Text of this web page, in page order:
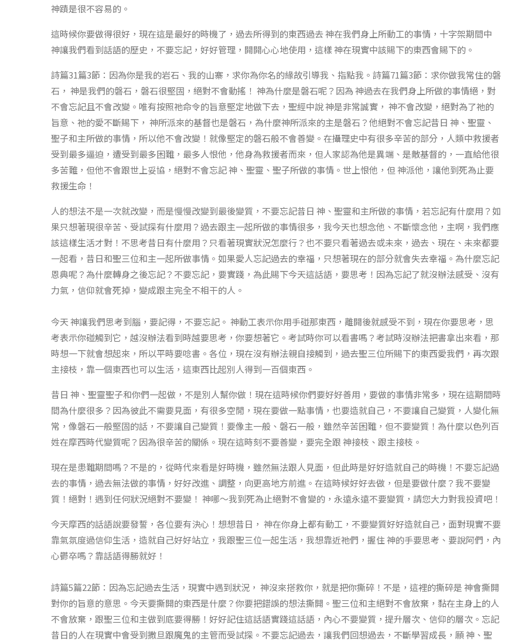
神蹟是很不容易的。
這時候你要做得很好，現在這是最好的時機了，過去所得到的東西過去 神在我們身上所動工的事情，十字架期間中
神讓我們看到話語的歷史，不要忘記，好好管理，開開心心地使用，這樣 神在現實中該賜下的東西會賜下的。
詩篇31篇3節：因為你是我的岩石、我的山寨，求你為你名的緣故引導我、指點我。詩篇71篇3節：求你做我常住的磐
石， 神是我們的磐石，磐石很堅固，絕對不會動搖！ 神為什麼是磐石呢？因為 神過去在我們身上所做的事情絕，對
不會忘記且不會改變。唯有按照祂命令的旨意堅定地做下去，聖經中說 神是非常誠實， 神不會改變，絕對為了祂的
旨意、祂的愛不斷賜下， 神所派來的基督也是磐石，為什麼神所派來的主是磐石？他絕對不會忘記昔日 神、聖靈、
聖子和主所做的事情，所以他不會改變！就像堅定的磐石般不會善變。在攝理史中有很多辛苦的部分，人類中救援者
受到最多逼迫，遭受到最多困難，最多人恨他，他身為救援者而來，但人家認為他是異端、是敵基督的，一直給他很
多苦難，但他不會跟世上妥協，絕對不會忘記 神、聖靈、聖子所做的事情。世上恨他，但 神派他，讓他到死為止要
救援生命！
人的想法不是一次就改變，而是慢慢改變到最後變質，不要忘記昔日 神、聖靈和主所做的事情，若忘記有什麼用？如
果只想著現很辛苦、受試探有什麼用？過去跟主一起所做的事情很多，我今天也想念他、不斷懷念他，主啊，我們應
該這樣生活才對！不思考昔日有什麼用？只看著現實狀況怎麼行？也不要只看著過去或未來，過去、現在、未來都要
一起看，昔日和聖三位和主一起所做事情。如果愛人忘記過去的幸福，只想著現在的部分就會失去幸福。為什麼忘記
恩典呢？為什麼轉身之後忘記？不要忘記，要實踐，為此賜下今天這話語，要思考！因為忘記了就沒辦法感受、沒有
力氣，信仰就會死掉，變成跟主完全不相干的人。
今天 神讓我們思考到腦，要記得，不要忘記。 神動工表示你用手碰那東西，離開後就感受不到，現在你要思考，思
考表示你碰觸到它，越沒辦法看到時越要思考，你要想著它。考試時你可以看書嗎？考試時沒辦法把書拿出來看，那
時想一下就會想起來，所以平時要唸書。各位，現在沒有辦法親自接觸到，過去聖三位所賜下的東西愛我們，再次跟
主接枝，靠一個東西也可以生活，這東西比起別人得到一百個東西。
昔日 神、聖靈聖子和你們一起做，不是別人幫你做！現在這時候你們要好好善用，要做的事情非常多，現在這期間時
間為什麼很多？因為彼此不需要見面，有很多空閒，現在要做一點事情，也要造就自己，不要讓自己變質，人變化無
常，像磐石一般堅固的話，不要讓自己變質！要像主一般、磐石一般，雖然辛苦困難，但不要變質！為什麼以色列百
姓在摩西時代變質呢？因為很辛苦的關係。現在這時刻不要善變，要完全跟 神接枝、跟主接枝。
現在是患難期間嗎？不是的，從時代來看是好時機，雖然無法跟人見面，但此時是好好造就自己的時機！不要忘記過
去的事情，過去無法做的事情，好好改進、調整，向更高地方前進。在這時候好好去做，但是要做什麼？我不要變
質！絕對！遇到任何狀況絕對不要變！ 神哪～我到死為止絕對不會變的，永遠永遠不要變質，請您大力對我投資吧！
今天摩西的話語說要發誓，各位要有決心！想想昔日， 神在你身上都有動工，不要變質好好造就自己，面對現實不要
靠氣氛度過信仰生活，造就自己好好站立，我跟聖三位一起生活，我想靠近祂們，握住 神的手要思考、要說阿們，內
心鬱卒嗎？靠話語得勝就好！
詩篇5篇22節：因為忘記過去生活，現實中遇到狀況， 神沒來搭救你，就是把你撕碎！不是，這裡的撕碎是 神會撕開
對你的旨意的意思。今天要撕開的東西是什麼？你要把錯誤的想法撕開。聖三位和主絕對不會放棄，黏在主身上的人
不會放棄，跟聖三位和主做到底要得勝！好好記住這話語實踐這話語，內心不要變質，提升層次、信仰的層次。忘記
昔日的人在現實中會受到撒旦跟魔鬼的主管而受試探。不要忘記過去，讓我們回想過去，不斷學習成長，願 神、聖